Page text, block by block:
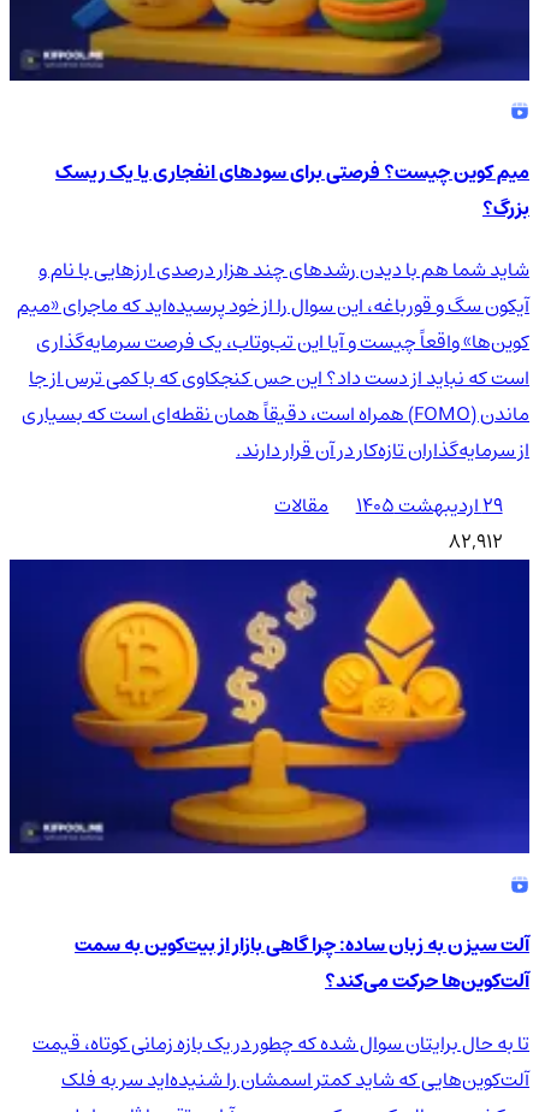
میم کوین چیست؟ فرصتی برای سودهای انفجاری یا یک ریسک
بزرگ؟
شاید شما هم با دیدن رشدهای چند هزار درصدی ارزهایی با نام و
آیکون سگ و قورباغه، این سوال را از خود پرسیده‌اید که ماجرای «میم
کوین‌ها» واقعاً چیست و آیا این تب‌وتاب، یک فرصت سرمایه‌گذاری
است که نباید از دست داد؟ این حس کنجکاوی که با کمی ترس از جا
ماندن (FOMO) همراه است، دقیقاً همان نقطه‌ای است که بسیاری
از سرمایه‌گذاران تازه‌کار در آن قرار دارند.
۲۹ اردیبهشت ۱۴۰۵
مقالات
82,912
آلت سیزن به زبان ساده: چرا گاهی بازار از بیت‌کوین به سمت
آلت‌کوین‌ها حرکت می‌کند؟
تا به حال برایتان سوال شده که چطور در یک بازه زمانی کوتاه، قیمت
آلت‌کوین‌هایی که شاید کمتر اسمشان را شنیده‌اید سر به فلک